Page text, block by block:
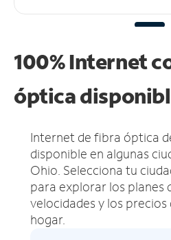
100% Internet
óptica
Internet de fibra óptica
disponible en algunas
Ohio. Selecciona tu
para explorar los planes
velocidades y los
hogar.